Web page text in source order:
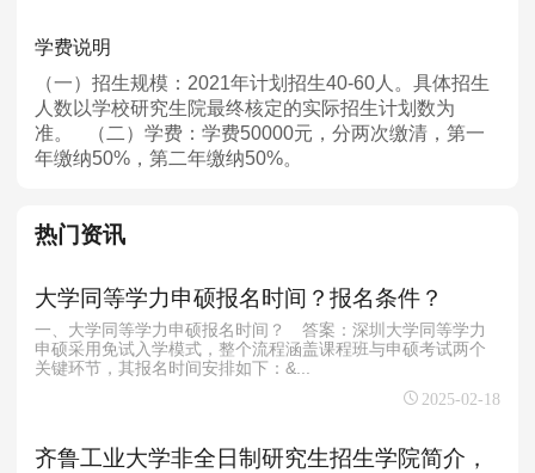
学费说明
（一）招生规模：2021年计划招生40-60人。具体招生
人数以学校研究生院最终核定的实际招生计划数为
准。 （二）学费：学费50000元，分两次缴清，第一
年缴纳50%，第二年缴纳50%。
热门资讯
大学同等学力申硕报名时间？报名条件？
一、大学同等学力申硕报名时间？ 答案：深圳大学同等学力
申硕采用免试入学模式，整个流程涵盖课程班与申硕考试两个
关键环节，其报名时间安排如下：&...
2025-02-18
齐鲁工业大学非全日制研究生招生学院简介，